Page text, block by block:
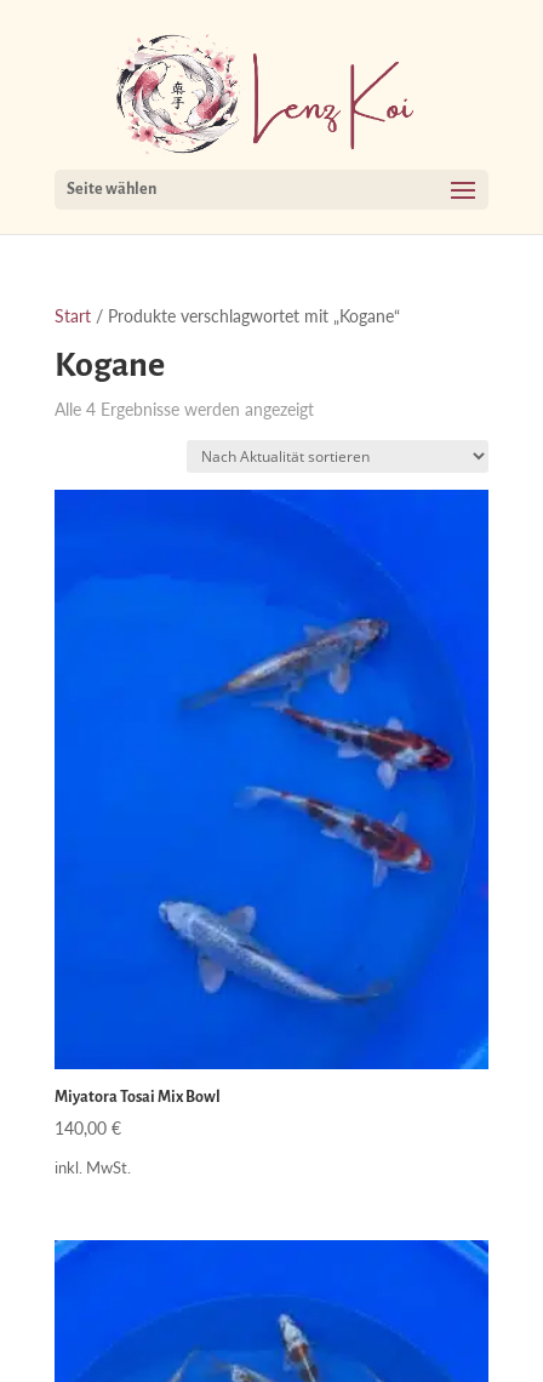
Seite wählen
Start/ Produkte verschlagwortet mit „Kogane“
Kogane
Alle 4 Ergebnisse werden angezeigtNach
sortiert
Miyatora Tosai Mix Bowl
140,00 €
inkl. MwSt.